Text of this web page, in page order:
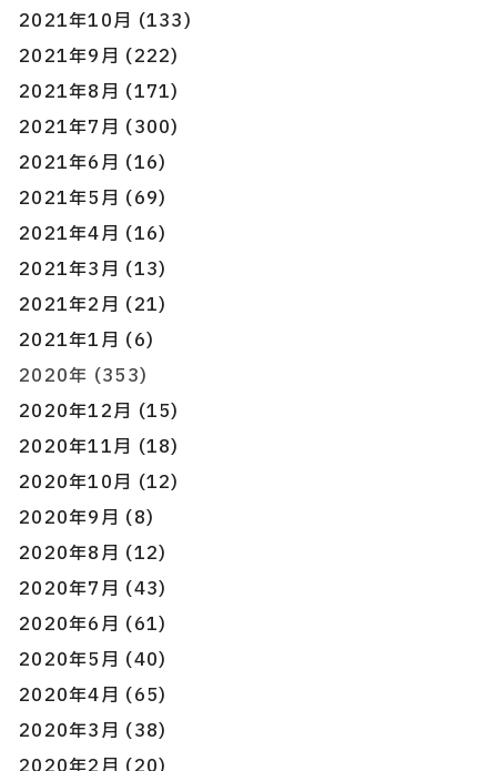
2021年10月 (133)
2021年9月 (222)
2021年8月 (171)
2021年7月 (300)
2021年6月 (16)
2021年5月 (69)
2021年4月 (16)
2021年3月 (13)
2021年2月 (21)
2021年1月 (6)
2020年 (353)
2020年12月 (15)
2020年11月 (18)
2020年10月 (12)
2020年9月 (8)
2020年8月 (12)
2020年7月 (43)
2020年6月 (61)
2020年5月 (40)
2020年4月 (65)
2020年3月 (38)